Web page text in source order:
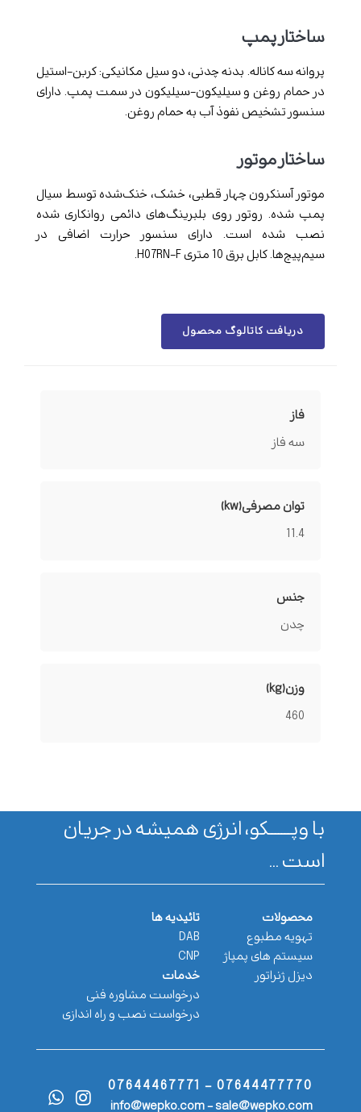
ساختار پمپ
پروانه سه کاناله. بدنه چدنی، دو سیل مکانیکی: کربن-استیل
در حمام روغن و سیلیکون-سیلیکون در سمت پمپ. دارای
سنسور تشخیص نفوذ آب به حمام روغن.
ساختار موتور
موتور آسنکرون چهار قطبی، خشک، خنک‌شده توسط سیال
پمپ شده. روتور روی بلبرینگ‌های دائمی روانکاری شده
نصب شده است. دارای سنسور حرارت اضافی در
سیم‌پیچ‌ها. کابل برق 10 متری H07RN-F.
دریافت کاتالوگ محصول
فاز
سه فاز
توان مصرفی(kw)
11.4
جنس
چدن
وزن(kg)
460
با وپـــــــکو، انرژی همیشه در جریان
است ...
محصولات
تهویه مطبوع
سیستم های پمپاژ
دیزل ژنراتور
تائیدیه ها
DAB
CNP
خدمات
درخواست مشاوره فنی
درخواست نصب و راه اندازی
07644477770 - 07644467771
info@wepko.com - sale@wepko.com